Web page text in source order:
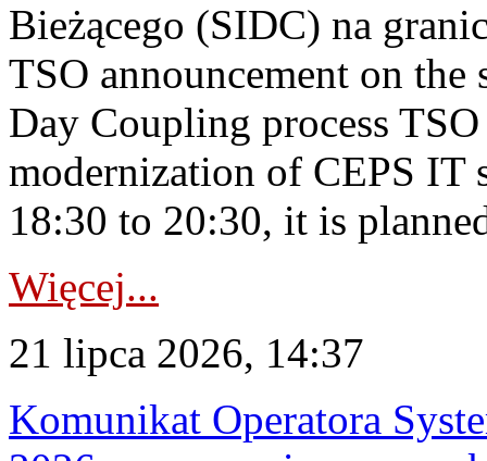
Bieżącego (SIDC) na
TSO announcement on
Day Coupling process
modernization of CEPS IT
18:30 to 20:30, it is
Więcej...
21 lipca 2026, 14:37
Komunikat Operatora